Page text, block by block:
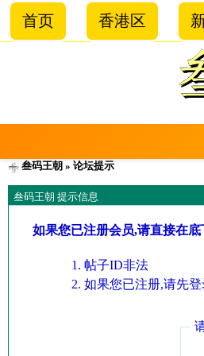
首页 香港区
叁码王朝 » 论坛提示
叁码王朝 提示信息
如果您已注册会员,请直接在
帖子ID非法
如果您已注册,请先